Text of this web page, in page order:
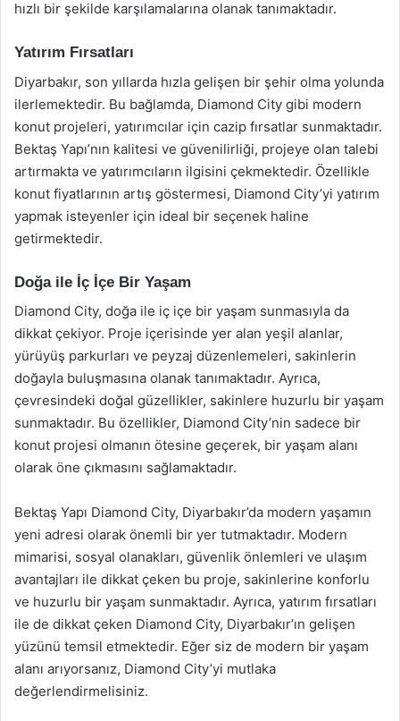
hızlı bir şekilde karşılamalarına olanak tanımaktadır.
Yatırım Fırsatları
Diyarbakır, son yıllarda hızla gelişen bir şehir olma yolunda
ilerlemektedir. Bu bağlamda, Diamond City gibi modern
konut projeleri, yatırımcılar için cazip fırsatlar sunmaktadır.
Bektaş Yapı’nın kalitesi ve güvenilirliği, projeye olan talebi
artırmakta ve yatırımcıların ilgisini çekmektedir. Özellikle
konut fiyatlarının artış göstermesi, Diamond City’yi yatırım
yapmak isteyenler için ideal bir seçenek haline
getirmektedir.
Doğa ile İç İçe Bir Yaşam
Diamond City, doğa ile iç içe bir yaşam sunmasıyla da
dikkat çekiyor. Proje içerisinde yer alan yeşil alanlar,
yürüyüş parkurları ve peyzaj düzenlemeleri, sakinlerin
doğayla buluşmasına olanak tanımaktadır. Ayrıca,
çevresindeki doğal güzellikler, sakinlere huzurlu bir yaşam
sunmaktadır. Bu özellikler, Diamond City’nin sadece bir
konut projesi olmanın ötesine geçerek, bir yaşam alanı
olarak öne çıkmasını sağlamaktadır.
Bektaş Yapı Diamond City, Diyarbakır’da modern yaşamın
yeni adresi olarak önemli bir yer tutmaktadır. Modern
mimarisi, sosyal olanakları, güvenlik önlemleri ve ulaşım
avantajları ile dikkat çeken bu proje, sakinlerine konforlu
ve huzurlu bir yaşam sunmaktadır. Ayrıca, yatırım fırsatları
ile de dikkat çeken Diamond City, Diyarbakır’ın gelişen
yüzünü temsil etmektedir. Eğer siz de modern bir yaşam
alanı arıyorsanız, Diamond City’yi mutlaka
değerlendirmelisiniz.